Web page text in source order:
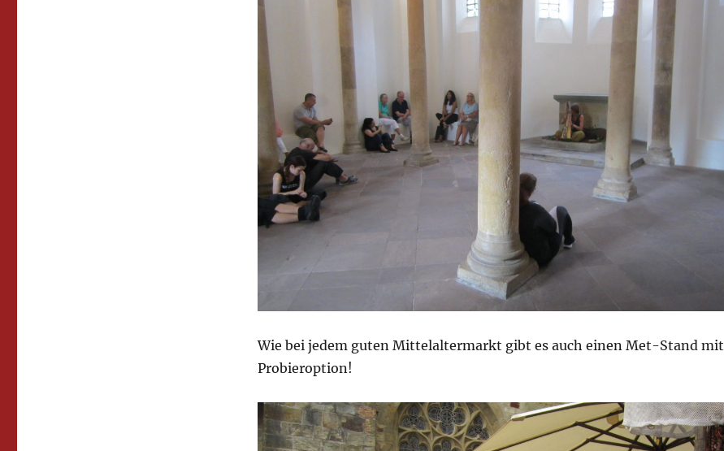
Wie bei jedem guten Mittelaltermarkt gibt es auch einen Met-Stand mit
Probieroption!